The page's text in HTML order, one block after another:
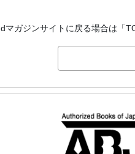
dマガジンサイトに戻る場合は「